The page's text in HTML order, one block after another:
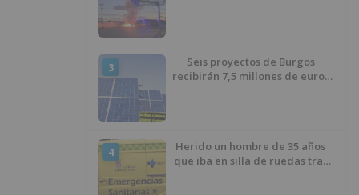
3
Seis proyectos de Burgos
recibirán 7,5 millones de euros
4
Herido un hombre de 35 años
que iba en silla de ruedas tras